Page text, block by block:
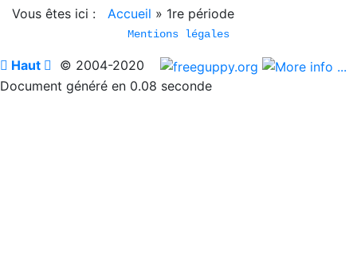
Vous êtes ici :
Accueil » 1re période
Mentions légales
 Haut  © 2004-2020
Document généré en 0.08 seconde